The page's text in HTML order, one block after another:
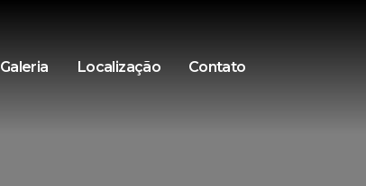
Galeria Localização Contato